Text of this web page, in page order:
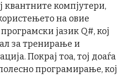
квантните компјутери,
на овие
јазик Q#, кој
за тренирање и
Покрај тоа, тој доаѓа
програмирање, кој